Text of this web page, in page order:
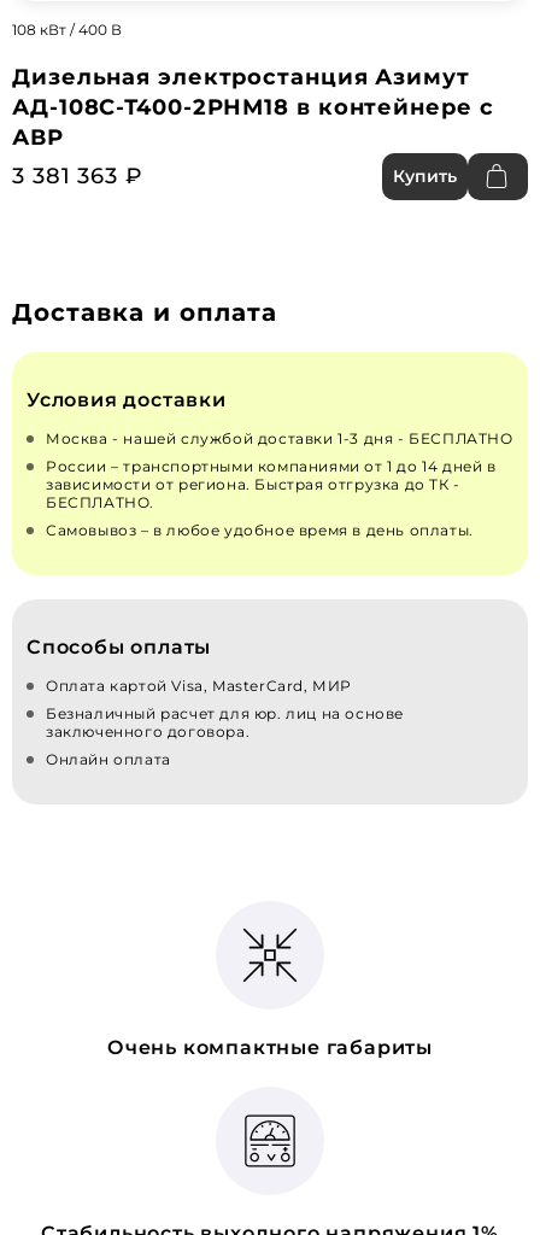
108 кВт / 400 В
Дизельная электростанция Азимут
АД-108С-Т400-2РНМ18 в контейнере с
АВР
3 381 363 ₽
Купить
Доставка и оплата
Условия доставки
Москва - нашей службой доставки 1-3 дня - БЕСПЛАТНО
России – транспортными компаниями от 1 до 14 дней в
зависимости от региона. Быстрая отгрузка до ТК -
БЕСПЛАТНО.
Самовывоз – в любое удобное время в день оплаты.
Способы оплаты
Оплата картой Visa, MasterCard, МИР
Безналичный расчет для юр. лиц на основе
заключенного договора.
Онлайн оплата
Очень компактные габариты